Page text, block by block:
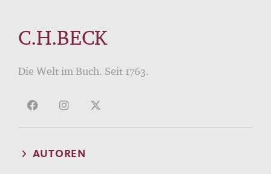
C.H.BECK
Die Welt im Buch. Seit 1763.
AUTOREN